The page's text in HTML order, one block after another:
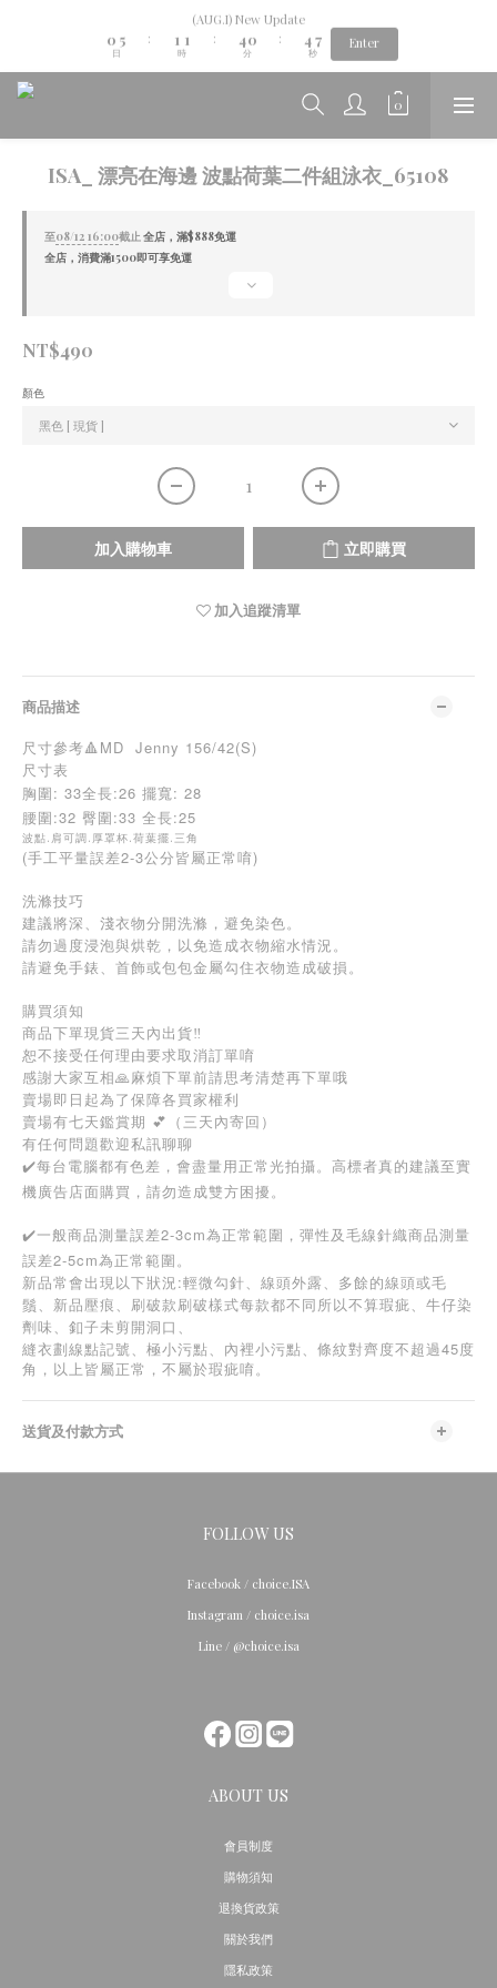
Aug.06th-Aug.12th new collection...🌺
(AUG.I) New Update
0 5
4
0
日
:
1
0
1
0
時
:
5
4
3
1
0
分
:
5
4
3
1
7
6
4
3
2
0
秒
Enter
Aug.06th-Aug.12th new collection...🌺
ISA_ 漂亮在海邊 波點荷葉二件組泳衣_65108
至08/12 16:00截止 全店，滿$888免運
全店，消費滿1500即可享免運
NT$490
顏色
加入購物車 立即購買
加入追蹤清單
商品描述
尺寸參考🔺MD Jenny 156/42(S)
尺寸表
胸圍: 33全長:26 擺寬: 28
腰圍:32 臀圍:33 全長:25
波點.肩可調.厚罩杯.荷葉擺.三角
(手工平量誤差2-3公分皆屬正常唷)
洗滌技巧
建議將深、淺衣物分開洗滌，避免染色。
請勿過度浸泡與烘乾，以免造成衣物縮水情況。
請避免手錶、首飾或包包金屬勾住衣物造成破損。
購買須知
商品下單現貨三天內出貨‼️
恕不接受任何理由要求取消訂單唷
感謝大家互相🙏麻煩下單前請思考清楚再下單哦
賣場即日起為了保障各買家權利
賣場有七天鑑賞期 💕（三天內寄回）
有任何問題歡迎私訊聊聊
✔️每台電腦都有色差，會盡量用正常光拍攝。高標者真的建議至實
機廣告店面購買，請勿造成雙方困擾。
✔️一般商品測量誤差2-3cm為正常範圍，彈性及毛線針織商品測量
誤差2-5cm為正常範圍。
新品常會出現以下狀況:輕微勾針、線頭外露、多餘的線頭或毛
鬚、新品壓痕、刷破款刷破樣式每款都不同所以不算瑕疵、牛仔染
劑味、釦子未剪開洞口、
縫衣劃線點記號、極小污點、內裡小污點、條紋對齊度不超過45 度
角，以上皆屬正常，不屬於瑕疵唷。
送貨及付款方式
FOLLOW US
Facebook / choice.ISA
Instagram / choice.isa
Line / @choice.isa
ABOUT US
會員制度
購物須知
退換貨政策
關於我們
隱私政策